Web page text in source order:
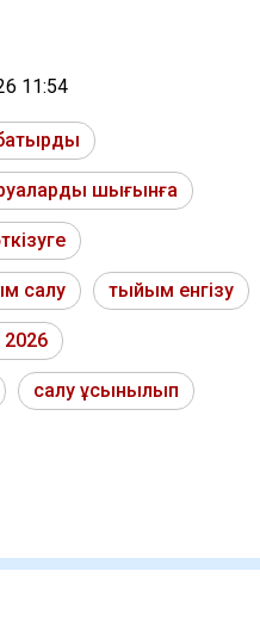
11:54
шығынға
салу тыйым енгізу
2026
салу ұсынылып